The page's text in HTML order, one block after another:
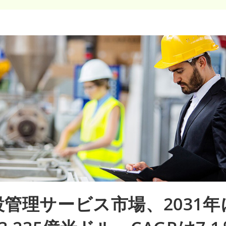
管理サービス市場、2031年